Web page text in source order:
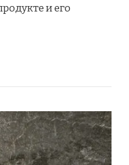
и его